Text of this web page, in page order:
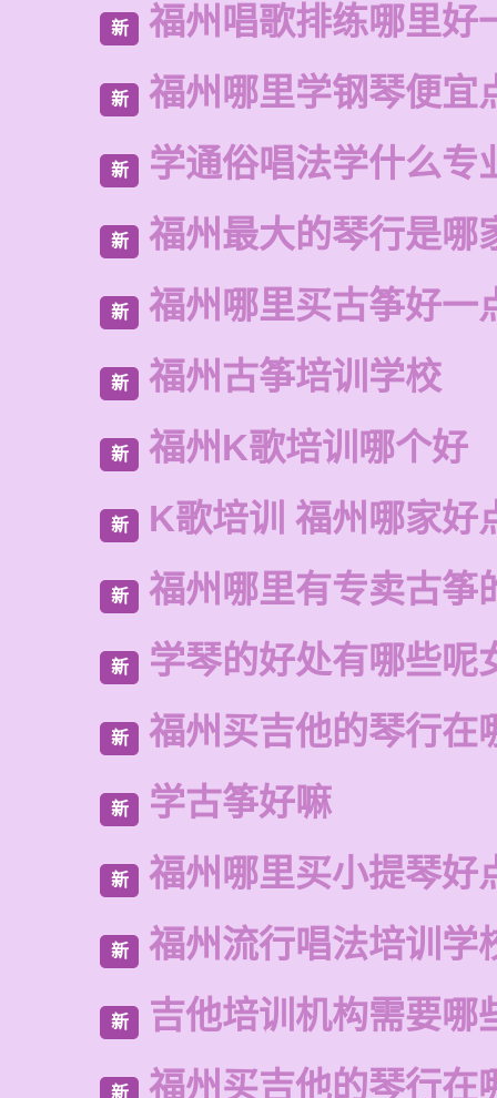
新 福州唱歌排练哪里好
新 福州哪里学钢琴便宜
新 学通俗唱法学什么专
新 福州最大的琴行是哪
新 福州哪里买古筝好一
新 福州古筝培训学校
新 福州K歌培训哪个好
新 K歌培训 福州哪家好
新 福州哪里有专卖古筝
新 学琴的好处有哪些呢
新 福州买吉他的琴行在
新 学古筝好嘛
新 福州哪里买小提琴好
新 福州流行唱法培训学
新 吉他培训机构需要哪
新 福州买吉他的琴行在